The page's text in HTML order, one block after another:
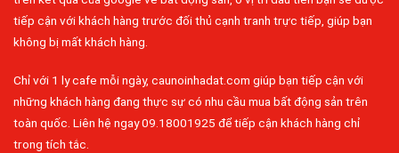
tiếp cận với khách hàng trước đối thủ cạnh tranh trực tiếp, giúp bạn
không bị mất khách hàng.
Chỉ với 1 ly cafe mỗi ngày, caunoinhadat.com giúp bạn tiếp cận với
những khách hàng đang thực sự có nhu cầu mua bất động sản trên
toàn quốc. Liên hệ ngay 09.18001925 để tiếp cận khách hàng chỉ
trong tích tắc.
Đa dạng màu sắc cửa nhôm – Tối ưu màu sắc Kiến Trúc
Cửa nhôm chống gió mưa – Hiên ngang giữa thời tiết khắc